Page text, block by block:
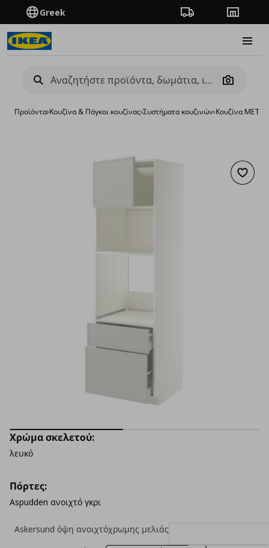
Greek Πορεία παραγγελίας
Camera
Προϊόντα›Κουζίνα & Πάγκοι κουζίνας›Συστήματα κουζινών›Κουζίνα
Χρώμα σκελετού:
λευκό
Πόρτες:
Aspudden ανοιχτό γκρι
Askersund όψη ανοιχτόχρωμης μελιάς